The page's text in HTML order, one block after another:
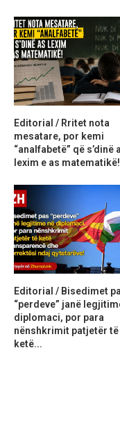
Editorial / Rritet nota
mesatare, por kemi
“analfabetë” që s’dinë
lexim e as matematikë!
Editorial / Bisedimet
“perdeve” janë
diplomaci, por para
nënshkrimit patjetër të
ketë...